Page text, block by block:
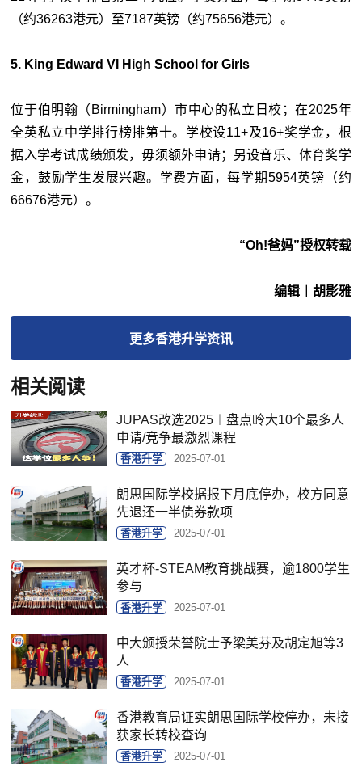
（约36263港元）至7187英镑（约75656港元）。
5. King Edward VI High School for Girls
位于伯明翰（Birmingham）市中心的私立日校；在2025年
全英私立中学排行榜排第十。学校设11+及16+奖学金，根
据入学考试成绩颁发，毋须额外申请；另设音乐、体育奖学
金，鼓励学生发展兴趣。学费方面，每学期5954英镑（约
66676港元）。
“Oh!爸妈”授权转载
编辑︱胡影雅
更多香港升学资讯
相关阅读
JUPAS改选2025︱盘点岭大10个最多人
申请/竞争最激烈课程
香港升学 2025-07-01
朗思国际学校据报下月底停办，校方同意
先退还一半债券款项
香港升学 2025-07-01
英才杯-STEAM教育挑战赛，逾1800学生
参与
香港升学 2025-07-01
中大颁授荣誉院士予梁美芬及胡定旭等3
人
香港升学 2025-07-01
香港教育局证实朗思国际学校停办，未接
获家长转校查询
香港升学 2025-07-01